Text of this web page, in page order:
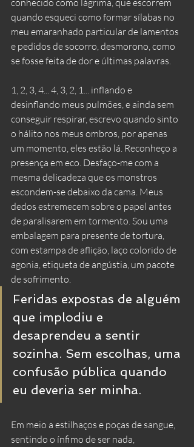
conhecido como lágrima, que escorrem
quando esqueci como formar sílabas no
meu emaranhado particular de lamentos
e pedidos de socorro, desmorono, como
se fosse feita de dor e últimas palavras.
1, 2, 3, 4... 4, 3, 2, 1... inflando e
desinflando meus pulmões, e ainda sem
conseguir respirar, escrevo quando sinto
o hálito nos meus ombros, por apenas
um momento, eles estão lá. Reconheço a
presença em eco. Desfaço-me com a
mesma delicadeza que os monstros
escondem-se debaixo da cama. Meus
dedos estremecem sobre o papel antes
de paralisarem em tormento. Sou uma
embalagem para presente de tortura,
com estampa de aflição, laço colorido de
agonia, etiqueta de angústia, um pacote
de sofrimento.
Feridas expostas de alguém
que implodiu e
desaprendeu a sentir
sozinha. Sem escolhas, uma
confusão pública quando
eu deveria ser minha.
Em meio a estilhaços e poças de sangue,
sentindo o ínfimo de ser nada,